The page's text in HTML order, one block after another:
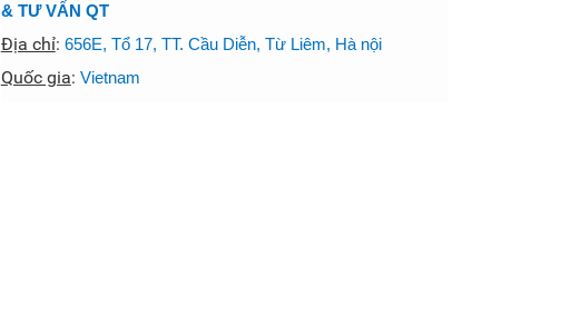
& TƯ VẤN QT
Địa chỉ: 656E, Tổ 17, TT. Cầu Diễn, Từ Liêm, Hà nội
Quốc gia: Vietnam